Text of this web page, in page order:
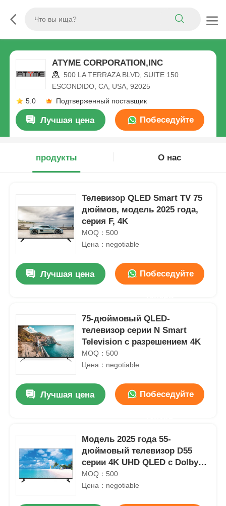
ATYME CORPORATION,INC
500 LA TERRAZA BLVD, SUITE 150
ESCONDIDO, CA, USA, 92025
5.0
Подтверженный поставщик
Лучшая цена Побеседуйте
продукты
О нас
Телевизор QLED Smart TV 75
дюймов, модель 2025 года,
серия F, 4K
MOQ：500
Цена：negotiable
Лучшая цена Побеседуйте
75-дюймовый QLED-
телевизор серии N Smart
Television с разрешением 4K
MOQ：500
Цена：negotiable
Лучшая цена Побеседуйте
Модель 2025 года 55-
дюймовый телевизор D55
серии 4K UHD QLED с Dolby
Vision
MOQ：500
Цена：negotiable